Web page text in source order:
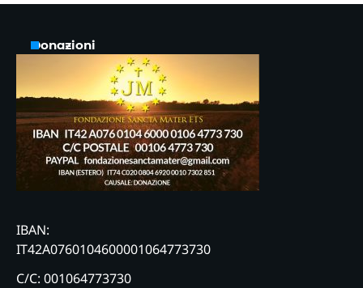
Donazioni
IBAN:
IT42A0760104600001064773730
C/C: 001064773730